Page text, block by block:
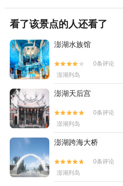
看了该景点的人还看了
澎湖水族馆


0条评论
澎湖列岛
澎湖天后宫


0条评论
澎湖列岛
澎湖跨海大桥


0条评论
澎湖列岛